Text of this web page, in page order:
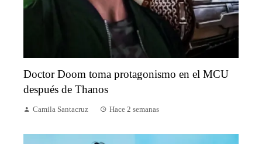
Doctor Doom toma protagonismo en el MCU
después de Thanos
Camila Santacruz Hace 2 semanas